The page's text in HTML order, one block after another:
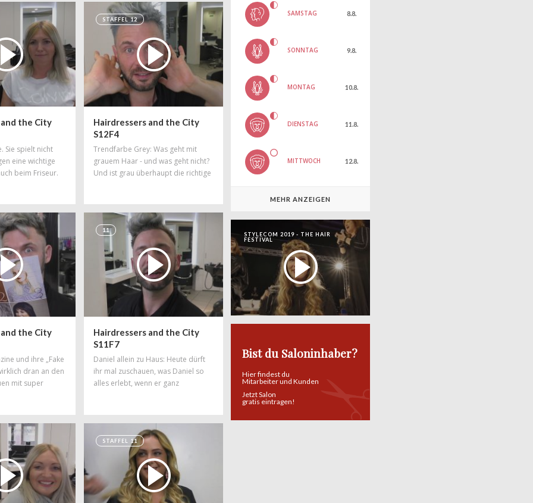
Schnittfabrik Bühne.
the City
Sie spielt nicht
eine wichtige
beim Friseur.
auf.
STAFFEL 12
Hairdressers and the City
S12F4
Trendfarbe Grey: Was geht mit
grauem Haar - und was geht nicht?
Und ist grau überhaupt die richtige
the City
und ihre „Fake
dran an den
mit super
11
Hairdressers and the City
S11F7
Daniel allein zu Haus: Heute dürft
ihr mal zuschauen, was Daniel so
alles erlebt, wenn er ganz
sehr unterhaltsam!
STAFFEL 11
SAMSTAG 8.8.
SONNTAG 9.8.
MONTAG 10.8.
DIENSTAG 11.8.
MITTWOCH 12.8.
MEHR ANZEIGEN
STYLECOM 2019 - THE HAIR
FESTIVAL
Bist du Saloninhaber?
Hier findest du
Mitarbeiter und Kunden
Jetzt Salon
gratis eintragen!